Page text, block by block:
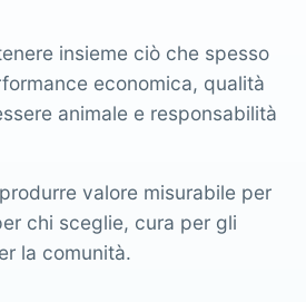
insieme ciò che spesso
economica, qualità
animale e responsabilità
valore misurabile per
chi sceglie, cura per gli
la comunità.